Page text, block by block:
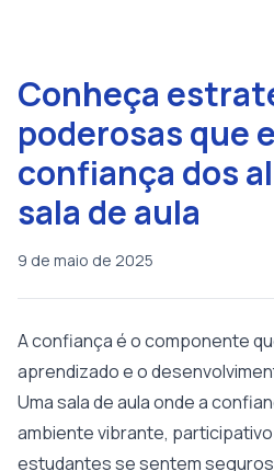
Conheça
poderosas que
confiança dos
sala de aula
9 de maio de 2025
A confiança é o componente
aprendizado e o
Uma sala de aula onde a
ambiente vibrante,
estudantes se sentem